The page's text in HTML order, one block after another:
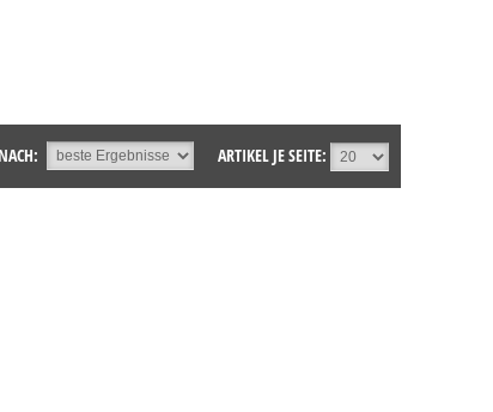
ARTIKEL JE SEITE: